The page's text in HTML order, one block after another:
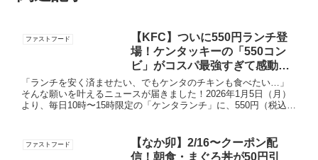
ファストフード
【KFC】ついに550円ランチ登
場！ケンタッキーの「550コン
ビ」がコスパ最強すぎて感動レ
ベル。毎日15時まで！
「ランチを安く済ませたい、でもケンタのチキンも食べたい…」
そんな願いを叶えるニュースが届きました！2026年1月5日（月）
より、毎日10時〜15時限定の「ケンタランチ」に、550円（税込）
ファストフード
【なか卯】2/16〜クーポン配
信！朝食・まぐろ丼が50円引